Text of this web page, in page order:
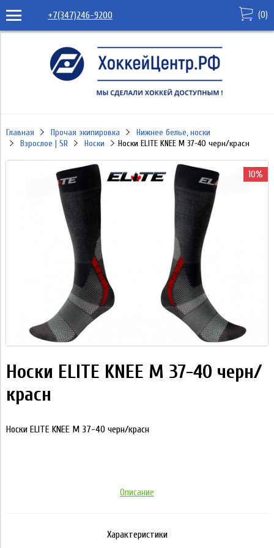
+7(347)246-9200 (0)
Главная Прочая экипировка
Нижнее белье, носки
Взрослое | SR
Носки Носки ELITE KNEE M 37-40 черн/красн
10%
Носки ELITE KNEE M 37-40 черн/
красн
Носки ELITE KNEE M 37-40 черн/красн
Описание
Характеристики